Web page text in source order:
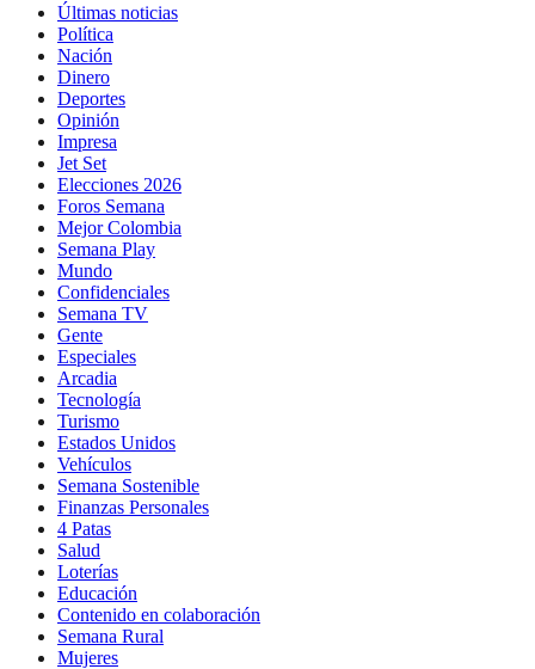
Últimas noticias
Política
Nación
Dinero
Deportes
Opinión
Impresa
Jet Set
Elecciones 2026
Foros Semana
Mejor Colombia
Semana Play
Mundo
Confidenciales
Semana TV
Gente
Especiales
Arcadia
Tecnología
Turismo
Estados Unidos
Vehículos
Semana Sostenible
Finanzas Personales
4 Patas
Salud
Loterías
Educación
Contenido en colaboración
Semana Rural
Mujeres